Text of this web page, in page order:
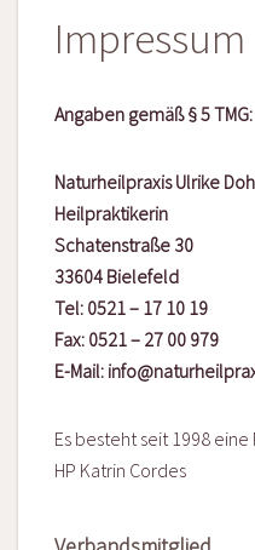
Impressum
Angaben gemäß § 5 TMG:
Naturheilpraxis Ulrike
Heilpraktikerin
Schatenstraße 30
33604 Bielefeld
Tel: 0521 – 17 10 19
Fax: 0521 – 27 00 979
E-Mail:
Es besteht seit 1998
HP Katrin Cordes